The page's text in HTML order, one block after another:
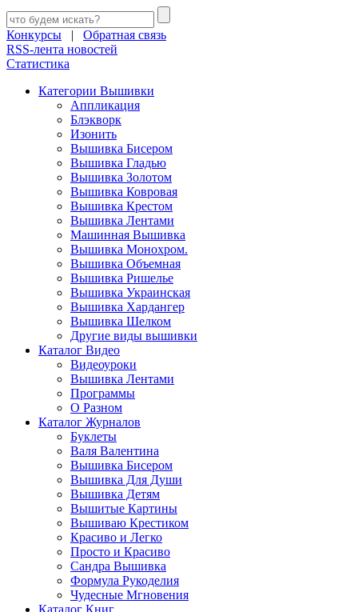
Конкурсы | Обратная связь
RSS-лента новостей
Статистика
Категории Вышивки
Аппликация
Блэкворк
Изонить
Вышивка Бисером
Вышивка Гладью
Вышивка Золотом
Вышивка Ковровая
Вышивка Крестом
Вышивка Лентами
Машинная Вышивка
Вышивка Монохром.
Вышивка Объемная
Вышивка Ришелье
Вышивка Украинская
Вышивка Хардангер
Вышивка Шелком
Другие виды вышивки
Каталог Видео
Видеоуроки
Вышивка Лентами
Программы
О Разном
Каталог Журналов
Буклеты
Валя Валентина
Вышивка Бисером
Вышивка Для Души
Вышивка Детям
Вышитые Картины
Вышиваю Крестиком
Красиво и Легко
Просто и Красиво
Сандра Вышивка
Формула Рукоделия
Чудесные Мгновения
Каталог Книг